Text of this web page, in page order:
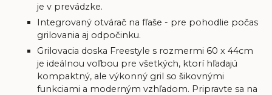
je v prevádzke.
Integrovaný otvárač na fľaše - pre pohodlie počas
grilovania aj odpočinku.
Grilovacia doska Freestyle s rozmermi 60 x 44cm
je ideálnou voľbou pre všetkých, ktorí hľadajú
kompaktný, ale výkonný gril so šikovnými
funkciami a moderným vzhľadom. Pripravte sa na